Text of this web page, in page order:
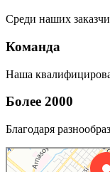
Среди наших
Команда
Наша
Более 2000
Благодаря